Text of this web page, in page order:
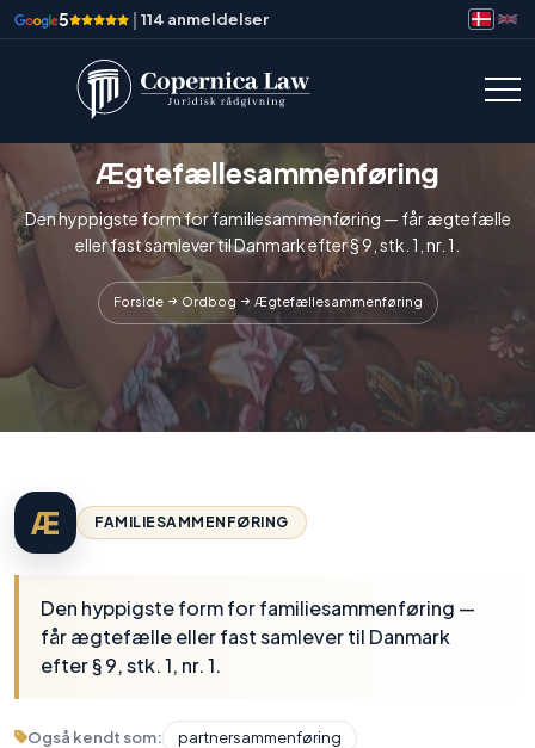
5 | 114 anmeldelser
Ægtefællesammenføring
Den hyppigste form for familiesammenføring — får ægtefælle
eller fast samlever til Danmark efter § 9, stk. 1, nr. 1.
Forside Ordbog Ægtefællesammenføring
Æ FAMILIESAMMENFØRING
Den hyppigste form for familiesammenføring —
får ægtefælle eller fast samlever til Danmark
efter § 9, stk. 1, nr. 1.
Også kendt som:
partnersammenføring